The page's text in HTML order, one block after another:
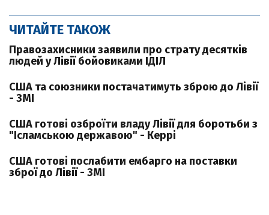
ЧИТАЙТЕ ТАКОЖ
Правозахисники заявили про страту десятків
людей у Лівії бойовиками ІДІЛ
США та союзники постачатимуть зброю до Лівії
- ЗМІ
США готові озброїти владу Лівії для боротьби з
"Ісламською державою" - Керрі
США готові послабити ембарго на поставки
зброї до Лівії - ЗМІ